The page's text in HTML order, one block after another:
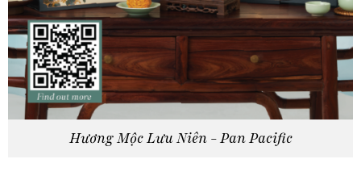
Hương Mộc Lưu Niên - Pan Pacific